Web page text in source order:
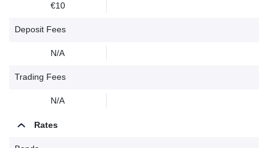
€10
Deposit Fees
N/A
Trading Fees
N/A
Rates